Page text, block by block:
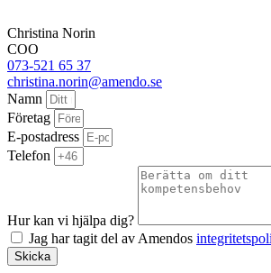
Christina Norin
COO
073-521 65 37
christina.norin@amendo.se
Namn
Företag
E-postadress
Telefon
Hur kan vi hjälpa dig?
Jag har tagit del av Amendos
Skicka